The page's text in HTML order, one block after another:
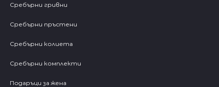
Сребърни гривни
Сребърни пръстени
Сребърни колиета
Сребърни комплекти
Подаръци за жена